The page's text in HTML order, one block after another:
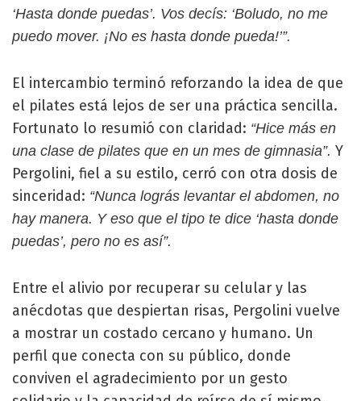
‘Hasta donde puedas’. Vos decís: ‘Boludo, no me
puedo mover. ¡No es hasta donde pueda!’”.
El intercambio terminó reforzando la idea de que
el pilates está lejos de ser una práctica sencilla.
Fortunato lo resumió con claridad: “Hice más en
una clase de pilates que en un mes de gimnasia”. Y
Pergolini, fiel a su estilo, cerró con otra dosis de
sinceridad: “Nunca lográs levantar el abdomen, no
hay manera. Y eso que el tipo te dice ‘hasta donde
puedas’, pero no es así”.
Entre el alivio por recuperar su celular y las
anécdotas que despiertan risas, Pergolini vuelve
a mostrar un costado cercano y humano. Un
perfil que conecta con su público, donde
conviven el agradecimiento por un gesto